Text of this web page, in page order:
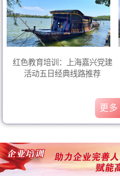
红色教育培训：上海嘉兴党建
活动五日经典线路推荐
更多